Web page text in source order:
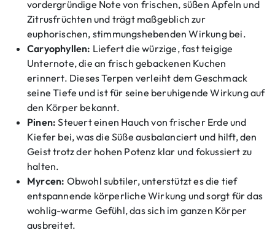
vordergründige Note von frischen, süßen Äpfeln und
Zitrusfrüchten und trägt maßgeblich zur
euphorischen, stimmungshebenden Wirkung bei.
Caryophyllen: Liefert die würzige, fast teigige
Unternote, die an frisch gebackenen Kuchen
erinnert. Dieses Terpen verleiht dem Geschmack
seine Tiefe und ist für seine beruhigende Wirkung auf
den Körper bekannt.
Pinen: Steuert einen Hauch von frischer Erde und
Kiefer bei, was die Süße ausbalanciert und hilft, den
Geist trotz der hohen Potenz klar und fokussiert zu
halten.
Myrcen: Obwohl subtiler, unterstützt es die tief
entspannende körperliche Wirkung und sorgt für das
wohlig-warme Gefühl, das sich im ganzen Körper
ausbreitet.